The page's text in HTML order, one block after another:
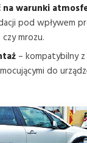
na warunki
pod wpływem
mrozu.
– kompatybilny
do